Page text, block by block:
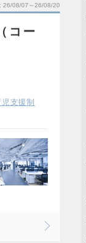
26/08/07～26/08/20
コー
支援制